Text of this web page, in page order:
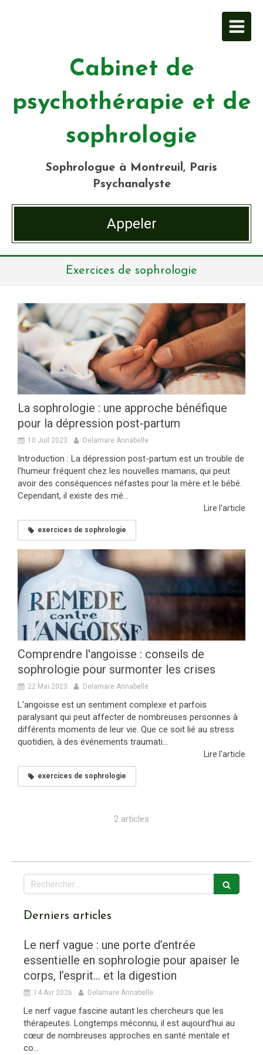
Cabinet de
psychothérapie et de
sophrologie
Sophrologue à Montreuil, Paris
Psychanalyste
Appeler
Exercices de sophrologie
La sophrologie : une approche bénéfique
pour la dépression post-partum
10 Juil 2023 Delamare Annabelle
Introduction : La dépression post-partum est un trouble de
l'humeur fréquent chez les nouvelles mamans, qui peut
avoir des conséquences néfastes pour la mère et le bébé.
Cependant, il existe des mé...
Lire l'article
exercices de sophrologie
Comprendre l'angoisse : conseils de
sophrologie pour surmonter les crises
22 Mai 2023 Delamare Annabelle
L'angoisse est un sentiment complexe et parfois
paralysant qui peut affecter de nombreuses personnes à
différents moments de leur vie. Que ce soit lié au stress
quotidien, à des événements traumati...
Lire l'article
exercices de sophrologie
2 articles
Rechercher
Derniers articles
Le nerf vague : une porte d’entrée
essentielle en sophrologie pour apaiser le
corps, l’esprit… et la digestion
14 Avr 2026 Delamare Annabelle
Le nerf vague fascine autant les chercheurs que les
thérapeutes. Longtemps méconnu, il est aujourd’hui au
cœur de nombreuses approches en santé mentale et
co...